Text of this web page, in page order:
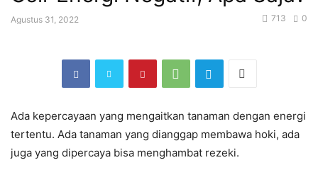
Agustus 31, 2022 0
713
Ada kepercayaan yang mengaitkan tanaman dengan energi
tertentu. Ada tanaman yang dianggap membawa hoki, ada
juga yang dipercaya bisa menghambat rezeki.